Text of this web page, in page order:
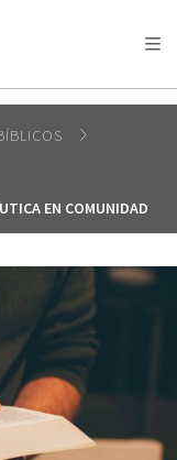
EN COMUNIDAD